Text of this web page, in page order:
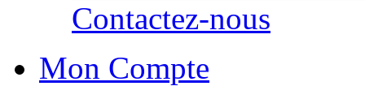
Contactez-nous
Mon Compte